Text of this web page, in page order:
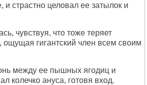
и страстно целовал ее затылок и
чувствуя, что тоже теряет
ощущая гигантский член всем своим
между ее пышных ягодиц и
колечко ануса, готовя вход.